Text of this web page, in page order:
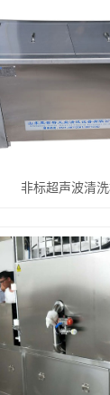
非标超声波清